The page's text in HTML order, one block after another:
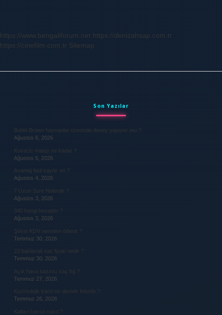
https://www.bengaliforum.net https://denizahsap.com.tr
https://cinefilm.com.tr Sitemap
Son Yazılar
Bobbi Brown hayvanlar üzerinde deney yapıyor mu ?
Ağustos 6, 2026
Kovacic maaşı ne kadar ?
Ağustos 5, 2026
Avantaj faul sayılır mı ?
Ağustos 4, 2026
7 Uzun Sure Nelerdir ?
Ağustos 3, 2026
340 hangi hesaptır ?
Ağustos 3, 2026
Şirket KDV nereden ödenir ?
Temmuz 30, 2026
23 baklavalı sac fiyatı nedir ?
Temmuz 30, 2026
Açık hava basıncı kaç hg ?
Temmuz 27, 2026
Kozmolojik kanıt ne demek felsefe ?
Temmuz 26, 2026
Kallavi kavun nasıl ?